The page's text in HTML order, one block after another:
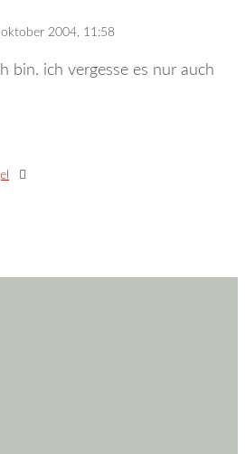
2004, 11:58
bin. ich vergesse es nur auch